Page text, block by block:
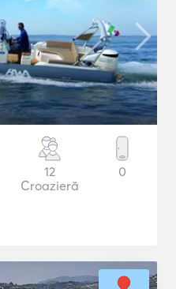
12
Croazieră
0